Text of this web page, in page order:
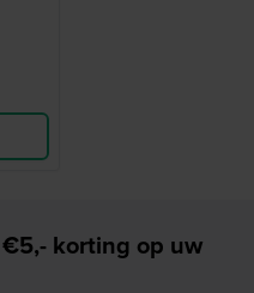
korting op uw